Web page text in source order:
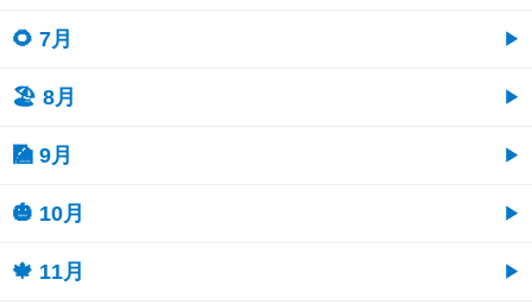
🌻 7月
🏖 8月
🎑 9月
🎃 10月
🍁 11月